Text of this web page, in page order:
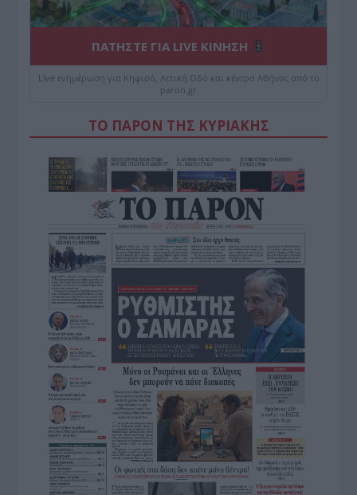
ΠΑΤΗΣΤΕ ΓΙΑ LIVE ΚΙΝΗΣΗ
Live ενημέρωση για Κηφισό, Αττική Οδό και κέντρο Αθήνας από το
paron.gr
ΤΟ ΠΑΡΟΝ ΤΗΣ ΚΥΡΙΑΚΗΣ